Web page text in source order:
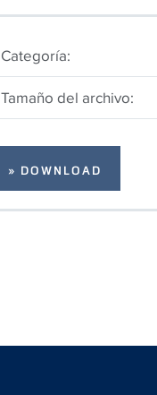
Categoría:
Tamaño del archivo:
» DOWNLOAD